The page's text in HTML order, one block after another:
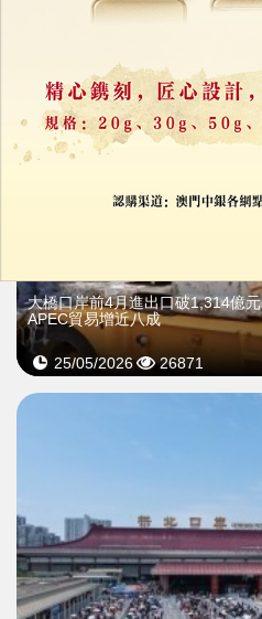
大橋口岸前4月進出口破1,314億元
APEC貿易增近八成
25/05/2026 26871